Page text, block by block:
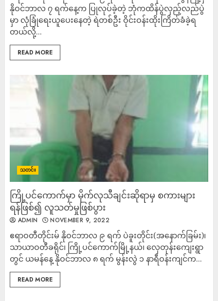
နိုဝင်ဘာလ ၇ ရက်နေ့က ပြုလုပ်ခဲ့တဲ့ ဘုံကထိန်ပွဲလှည့်လည်ပွဲ
မှာ လုံခြုံရေးယူပေးနေတဲ့ ရဲတစ်ဦး ဝိုင်းဝန်းထိုးကြိတ်ခံခဲ့ရ
တယ်လို့...
READ MORE
သတင်း
ကြို့ပင်ကောက်မှာ မိုက်လုသီချင်းဆိုရာမှ စကားများ
ရန်ဖြစ်၍ လူသတ်မှုဖြစ်ပွား
ADMIN NOVEMBER 9, 2022
ဧရာဝတီတိုင်းမ် နိုဝင်ဘာလ ၉ ရက် ပဲခူးတိုင်း(အနောက်ခြမ်း)၊
သာယာဝတီခရိုင်၊ ကြို့ပင်ကောက်မြို့နယ်၊ လှေတုန်းကျေးရွာ
တွင် ယမန်နေ့ နိုဝင်ဘာလ ၈ ရက် ​မွန်းလွဲ ၁ နာရီဝန်းကျင်က...
READ MORE